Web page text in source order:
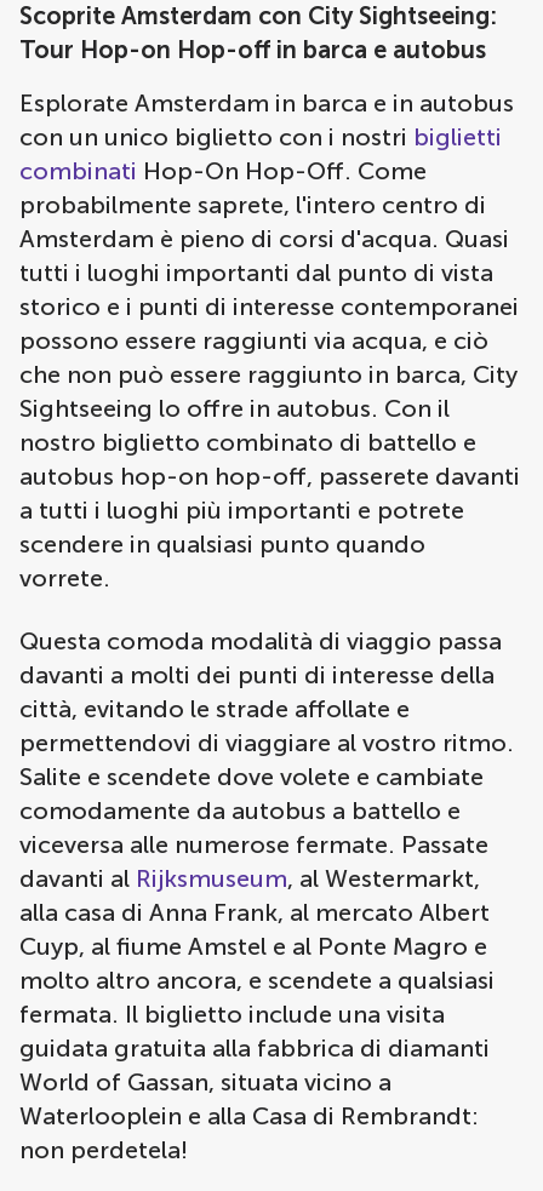
Scoprite Amsterdam con City Sightseeing:
Tour Hop-on Hop-off in barca e autobus
Esplorate Amsterdam in barca e in autobus
con un unico biglietto con i nostri biglietti
combinati Hop-On Hop-Off. Come
probabilmente saprete, l'intero centro di
Amsterdam è pieno di corsi d'acqua. Quasi
tutti i luoghi importanti dal punto di vista
storico e i punti di interesse contemporanei
possono essere raggiunti via acqua, e ciò
che non può essere raggiunto in barca, City
Sightseeing lo offre in autobus. Con il
nostro biglietto combinato di battello e
autobus hop-on hop-off, passerete davanti
a tutti i luoghi più importanti e potrete
scendere in qualsiasi punto quando
vorrete.
Questa comoda modalità di viaggio passa
davanti a molti dei punti di interesse della
città, evitando le strade affollate e
permettendovi di viaggiare al vostro ritmo.
Salite e scendete dove volete e cambiate
comodamente da autobus a battello e
viceversa alle numerose fermate. Passate
davanti al Rijksmuseum, al Westermarkt,
alla casa di Anna Frank, al mercato Albert
Cuyp, al fiume Amstel e al Ponte Magro e
molto altro ancora, e scendete a qualsiasi
fermata. Il biglietto include una visita
guidata gratuita alla fabbrica di diamanti
World of Gassan, situata vicino a
Waterlooplein e alla Casa di Rembrandt:
non perdetela!